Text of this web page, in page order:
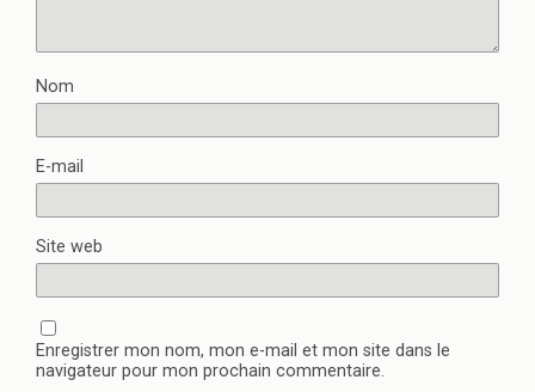
Nom
E-mail
Site web
Enregistrer mon nom, mon e-mail et mon site dans le
navigateur pour mon prochain commentaire.